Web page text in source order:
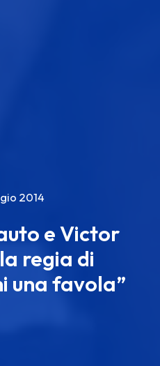
2014
e Victor
regia di
una favola”